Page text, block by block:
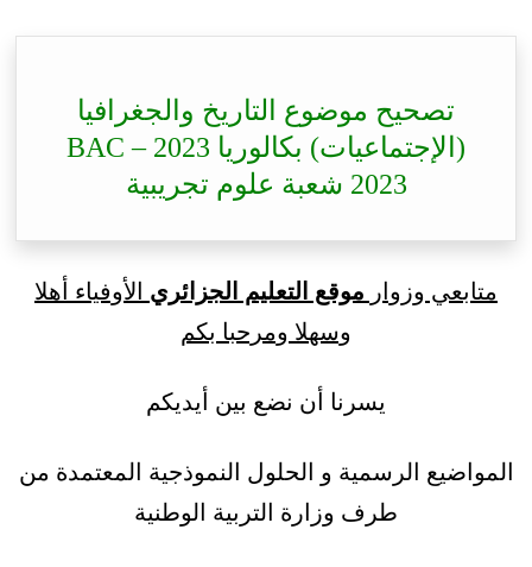
تصحيح موضوع التاريخ والجغرافيا
(الإجتماعيات) بكالوريا 2023 – BAC
2023 شعبة علوم تجريبية
متابعي وزوار موقع التعليم الجزائري الأوفياء أهلا
وسهلا ومرحبا بكم
يسرنا أن نضع بين أيديكم
المواضيع الرسمية و الحلول النموذجية المعتمدة من
طرف وزارة التربية الوطنية